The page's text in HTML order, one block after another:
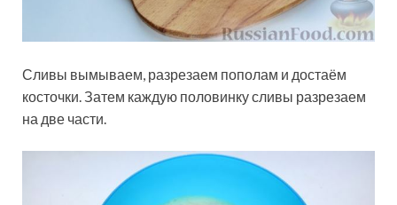
Сливы вымываем, разрезаем пополам и достаём
косточки. Затем каждую половинку сливы разрезаем
на две части.